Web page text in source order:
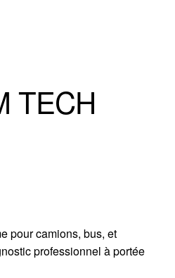
TECH
pour camions, bus, et
professionnel à portée